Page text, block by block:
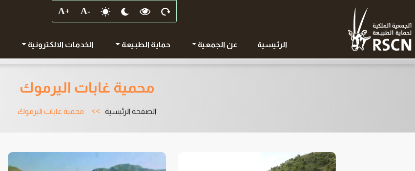
الرئيسية عن الجمعية حماية الطبيعة الخدمات الالكترونية
محمية غابات اليرموك
الصفحة الرئيسية محمية غابات اليرموك